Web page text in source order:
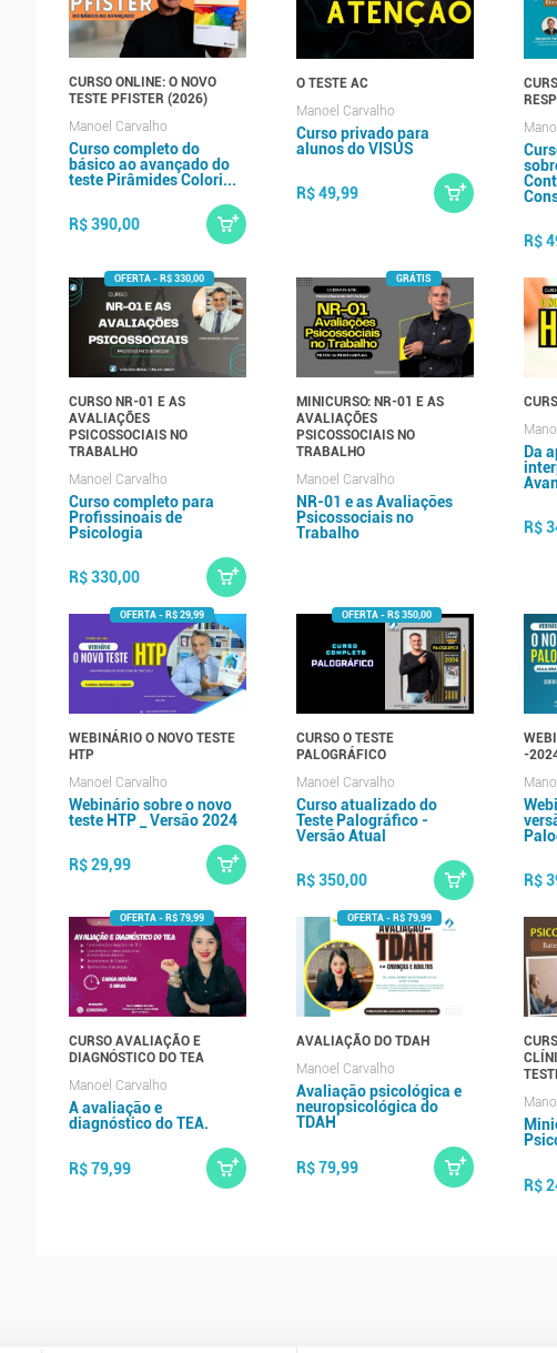
CURSO ONLINE: O NOVO
TESTE PFISTER (2026)
Manoel Carvalho
Curso completo do
básico ao avançado do
teste Pirâmides Colori...
R$ 390,00
O TESTE AC
Manoel Carvalho
Curso privado para
alunos do VISUS
R$ 49,99
R$
CURSO NR-01 E AS
AVALIAÇÕES
PSICOSSOCIAIS NO
TRABALHO
Manoel Carvalho
Curso completo para
Profissinoais de
Psicologia
R$ 330,00
MINICURSO: NR-01 E AS
AVALIAÇÕES
PSICOSSOCIAIS NO
TRABALHO
Manoel Carvalho
NR-01 e as Avaliações
Psicossociais no
Trabalho
Da
R$
WEBINÁRIO O NOVO TESTE
HTP
Manoel Carvalho
Webinário sobre o novo
teste HTP _ Versão 2024
R$ 29,99
CURSO O TESTE
PALOGRÁFICO
Manoel Carvalho
Curso atualizado do
Teste Palográfico -
Versão Atual
R$ 350,00
-
R$
CURSO AVALIAÇÃO E
DIAGNÓSTICO DO TEA
Manoel Carvalho
A avaliação e
diagnóstico do TEA.
R$ 79,99
AVALIAÇÃO DO TDAH
Manoel Carvalho
Avaliação psicológica e
neuropsicológica do
TDAH
R$ 79,99
R$